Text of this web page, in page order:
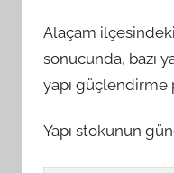
Alaçam
sonucunda, bazı
yapı güçlendirme
Yapı stokunun